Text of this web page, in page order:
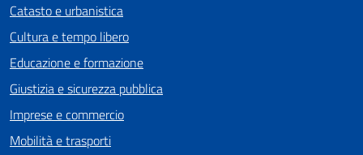
Catasto e urbanistica
Cultura e tempo libero
Educazione e formazione
Giustizia e sicurezza pubblica
Imprese e commercio
Mobilità e trasporti